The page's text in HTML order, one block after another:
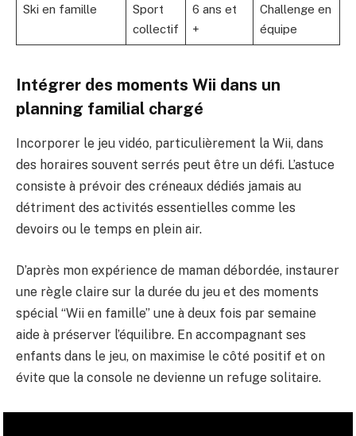
Ski en famille
Sport
collectif
6 ans et
+
Challenge en
équipe
Intégrer des moments Wii dans un
planning familial chargé
Incorporer le jeu vidéo, particulièrement la Wii, dans
des horaires souvent serrés peut être un défi. L’astuce
consiste à prévoir des créneaux dédiés jamais au
détriment des activités essentielles comme les
devoirs ou le temps en plein air.
D’après mon expérience de maman débordée, instaurer
une règle claire sur la durée du jeu et des moments
spécial “Wii en famille” une à deux fois par semaine
aide à préserver l’équilibre. En accompagnant ses
enfants dans le jeu, on maximise le côté positif et on
évite que la console ne devienne un refuge solitaire.